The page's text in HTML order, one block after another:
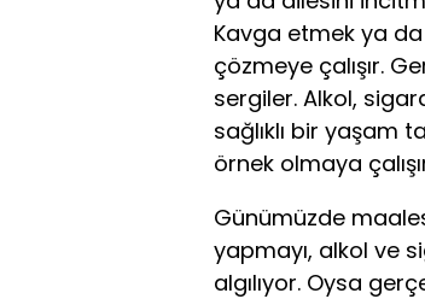
Kavga etmek ya da
çözmeye çalışır.
sergiler. Alkol,
sağlıklı bir yaşam
örnek olmaya
Günümüzde
yapmayı, alkol ve
algılıyor. Oysa